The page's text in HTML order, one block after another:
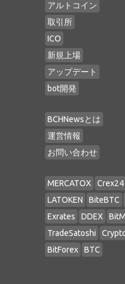
アルトコイン
取引所
ICO
新規上場
アップデート
bot開発
BCHNewsとは
運営情報
お問い合わせ
MERCATOX Crex24
LATOKEN
BiteBTC
Exrates
DDEX
TradeSatoshi
BitForex
BTC